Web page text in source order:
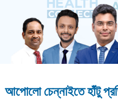
আপোলো চেন্নাইতে হাঁটু